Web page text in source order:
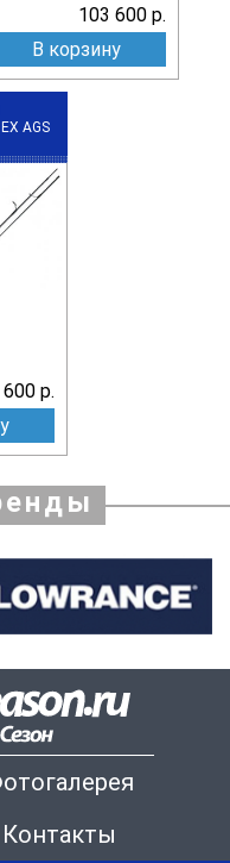
103 600 р.
В корзину
AGS
р.
Контакты